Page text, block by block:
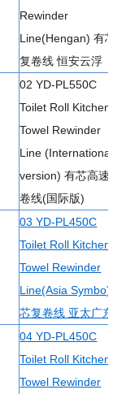
Rewinder
Line(Hengan) 有芯
复卷线 恒安云浮
02 YD-PL550C
Toilet Roll Kitchen
Towel Rewinder
Line (International
version) 有芯高速复
卷线(国际版)
03 YD-PL450C
Toilet Roll Kitchen
Towel Rewinder
Line(Asia Symbo) 有
芯复卷线 亚太广东
04 YD-PL450C
Toilet Roll Kitchen
Towel Rewinder